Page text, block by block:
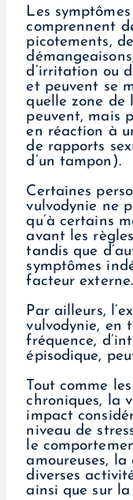
Les
comprennent
picotements,
d’irritation ou
et peuvent se
quelle zone de
peuvent, mais
en réaction à
de rapports
d’un tampon).
Certaines
vulvodynie ne
qu’à certains
avant les
tandis que
symptômes
facteur externe.
Par ailleurs,
vulvodynie, en
fréquence,
épisodique,
Tout comme
chroniques, la
impact
niveau de
le
amoureuses,
diverses
ainsi que sur